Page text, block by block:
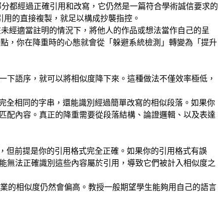
都經過正確引用和改寫，它仍然是一篇符合學術誠信要求的
的直接複製，就足以構成抄襲指控。
經適當註明的情況下，將他人的作品或想法當作自己的呈
，你在降重時的心態就會從「躲避系統檢測」轉變為「提升
語序，就可以將相似度降下來。這種做法不僅效率極低，
相同的字串，還能識別經過簡單改寫的相似段落。如果你
配內容。真正的降重需要從段落結構、論證邏輯、以及表達
前提是你的引用格式完全正確。如果你的引用格式有誤
法正確識別這些內容屬於引用，導致它們被計入相似度之
的相似度仍然會偏高。教授一般期望學生能夠用自己的語言